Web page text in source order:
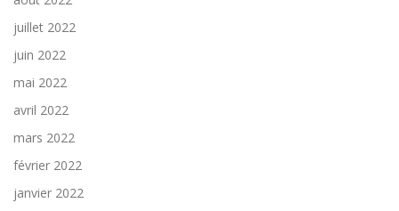
juillet 2022
juin 2022
mai 2022
avril 2022
mars 2022
février 2022
janvier 2022